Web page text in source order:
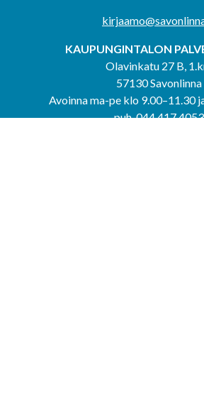
KAUPUNGINTALON
Olavinkatu 27 B,
57130 Savonlinna
Avoinna ma-pe klo 9.00–11.30
puh. 044 417 4053